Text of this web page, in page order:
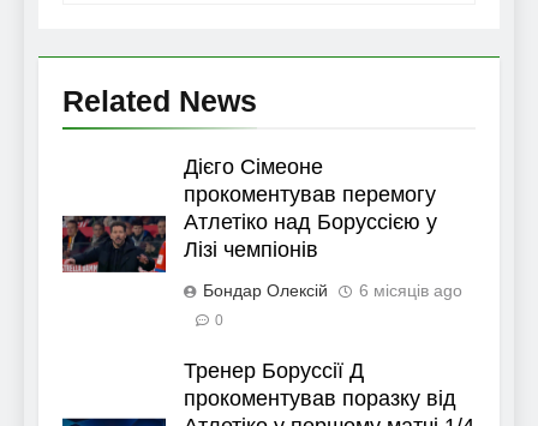
Related News
Дієго Сімеоне
прокоментував перемогу
Атлетіко над Боруссією у
Лізі чемпіонів
Бондар Олексій 6 місяців ago
0
Тренер Боруссії Д
прокоментував поразку від